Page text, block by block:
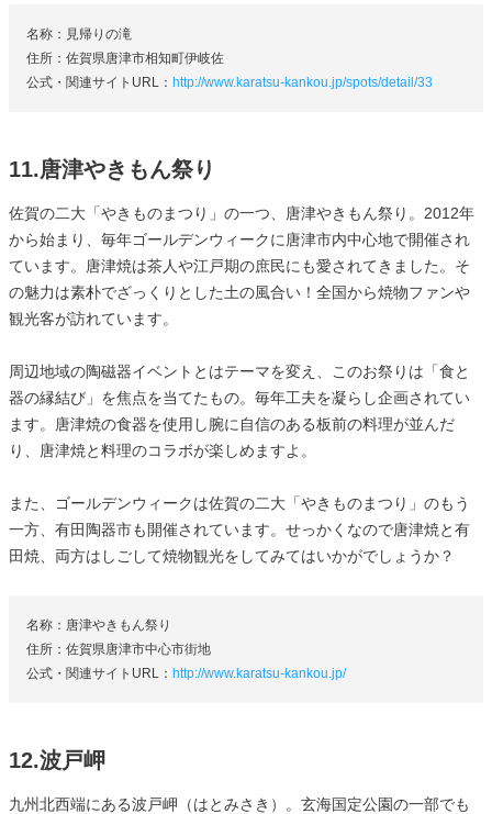
名称：見帰りの滝
住所：佐賀県唐津市相知町伊岐佐
公式・関連サイトURL： http://www.karatsu-kankou.jp/spots/detail/33
11.唐津やきもん祭り
佐賀の二大「やきものまつり」の一つ、唐津やきもん祭り。2012年
から始まり、毎年ゴールデンウィークに唐津市内中心地で開催され
ています。唐津焼は茶人や江戸期の庶民にも愛されてきました。そ
の魅力は素朴でざっくりとした土の風合い！全国から焼物ファンや
観光客が訪れています。
周辺地域の陶磁器イベントとはテーマを変え、このお祭りは「食と
器の縁結び」を焦点を当てたもの。毎年工夫を凝らし企画されてい
ます。唐津焼の食器を使用し腕に自信のある板前の料理が並んだ
り、唐津焼と料理のコラボが楽しめますよ。
また、ゴールデンウィークは佐賀の二大「やきものまつり」のもう
一方、有田陶器市も開催されています。せっかくなので唐津焼と有
田焼、両方はしごして焼物観光をしてみてはいかがでしょうか？
名称：唐津やきもん祭り
住所：佐賀県唐津市中心市街地
公式・関連サイトURL： http://www.karatsu-kankou.jp/
12.波戸岬
九州北西端にある波戸岬（はとみさき）。玄海国定公園の一部でも